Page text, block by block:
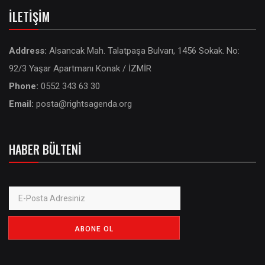
İLETIŞIM
Address: Alsancak Mah. Talatpaşa Bulvarı, 1456 Sokak. No:
92/3 Yaşar Apartmanı Konak / İZMİR
Phone: 0552 343 63 30
Email: posta@rightsagenda.org
HABER BÜLTENI